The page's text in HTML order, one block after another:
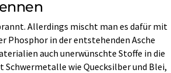
Allerdings mischt man es dafür mit
Phosphor in der entstehenden Asche
auch unerwünschte Stoffe in die
wie Quecksilber und Blei,